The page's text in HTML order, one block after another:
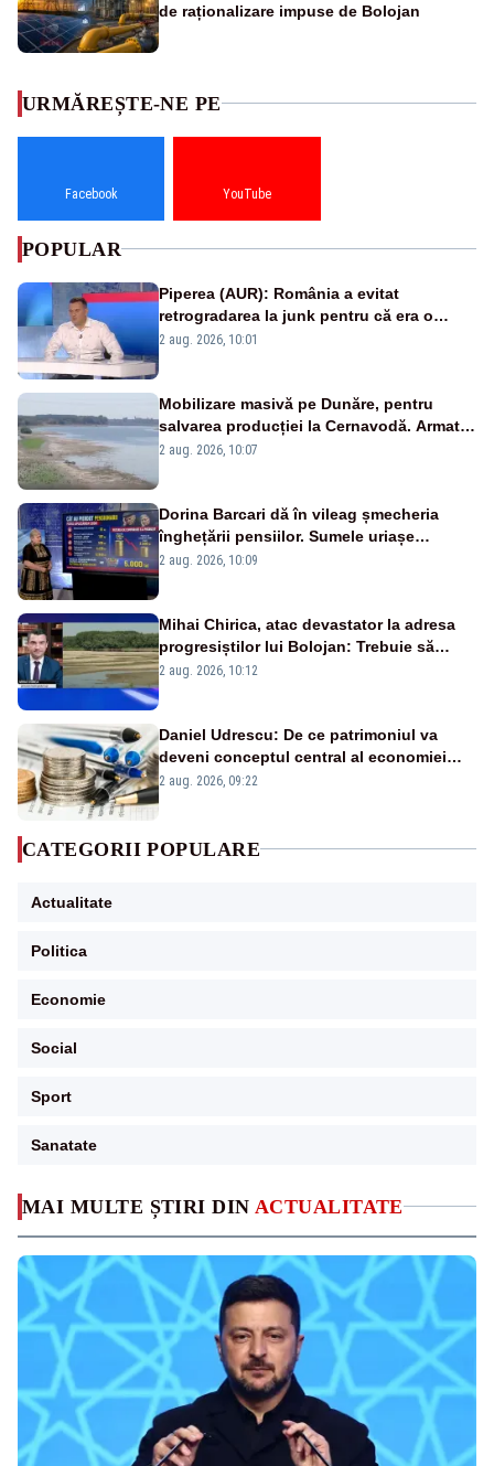
de raționalizare impuse de Bolojan
MAI MULTE ȘTIRI DIN ACTUALITATE
URMĂREȘTE-NE PE
Facebook YouTube
POPULAR
Piperea (AUR): România a evitat
retrogradarea la junk pentru că era o
catastrofă pentru bănci și fondurile de
2 aug. 2026, 10:01
Mobilizare masivă pe Dunăre, pentru
salvarea producției la Cernavodă. Armata
va detona o stâncă și va devia apa
2 aug. 2026, 10:07
Dorina Barcari dă în vileag șmecheria
înghețării pensiilor. Sumele uriașe
pierdute de fiecare român
2 aug. 2026, 10:09
Mihai Chirica, atac devastator la adresa
progresiștilor lui Bolojan: Trebuie să
protejăm și natura, dar nu șținem omaneii
2 aug. 2026, 10:12
Daniel Udrescu: De ce patrimoniul va
deveni conceptul central al economiei
viitoare?
2 aug. 2026, 09:22
CATEGORII POPULARE
Actualitate
Politica
Economie
Social
Sport
Sanatate